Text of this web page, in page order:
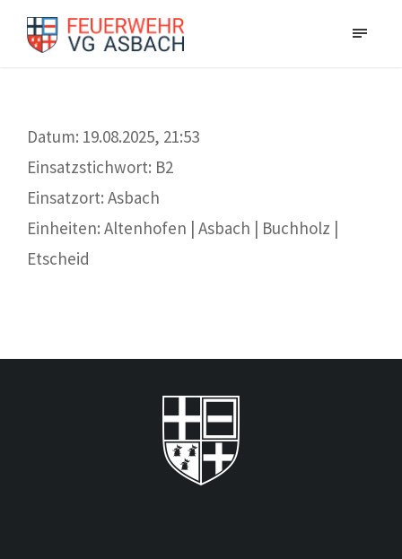
Datum: 19.08.2025, 21:53
Einsatzstichwort: B2
Einsatzort: Asbach
Einheiten: Altenhofen | Asbach | Buchholz |
Etscheid